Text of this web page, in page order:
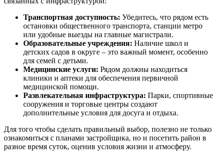
Транспортная доступность: Убедитесь, что рядом есть
остановки общественного транспорта, станции метро
или удобные выезды на главные магистрали.
Образовательные учреждения: Наличие школ и
детских садов в округе – это важный момент, особенно
для семей с детьми.
Медицинские услуги: Рядом должны находиться
клиники и аптеки для обеспечения первичной
медицинской помощи.
Развлекательная инфраструктура: Парки, спортивные
сооружения и торговые центры создают
дополнительные условия для досуга и отдыха.
Для того чтобы сделать правильный выбор, полезно не только
ознакомиться с планами застройщика, но и посетить район в
разное время суток, оценив условия жизни и атмосферу.